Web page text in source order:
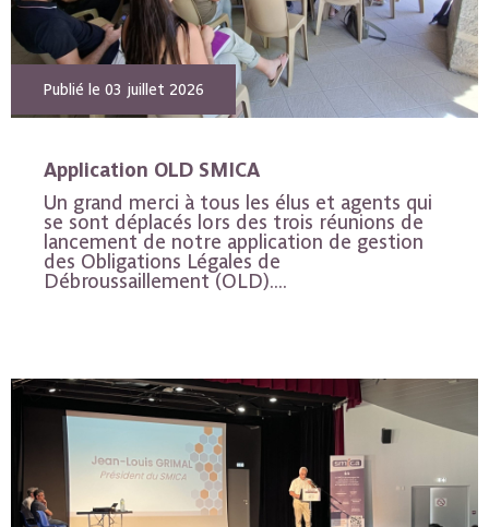
Publié le 03 juillet 2026
Application OLD SMICA
Un grand merci à tous les élus et agents qui
se sont déplacés lors des trois réunions de
lancement de notre application de gestion
des Obligations Légales de
Débroussaillement (OLD)....